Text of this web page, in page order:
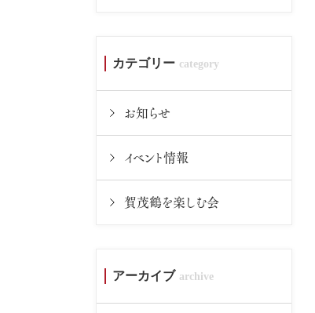
カテゴリー
お知らせ
イベント情報
賀茂鶴を楽しむ会
アーカイブ